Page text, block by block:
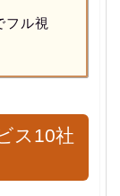
フル視
ス10社